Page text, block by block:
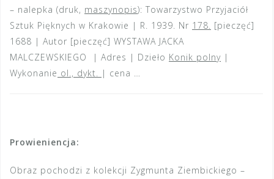
– nalepka (druk, maszynopis): Towarzystwo Przyjaciół
Sztuk Pięknych w Krakowie | R. 1939. Nr 178. [pieczęć]
1688 | Autor [pieczęć] WYSTAWA JACKA
MALCZEWSKIEGO | Adres | Dzieło Konik polny |
Wykonanie ol., dykt. | cena …
Prowieniencja:
Obraz pochodzi z kolekcji Zygmunta Ziembickiego –